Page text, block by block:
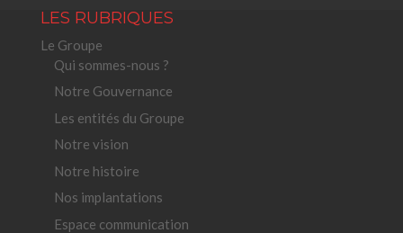
LES RUBRIQUES
Le Groupe
Qui sommes-nous ?
Notre Gouvernance
Les entités du Groupe
Notre vision
Notre histoire
Nos implantations
Espace communication